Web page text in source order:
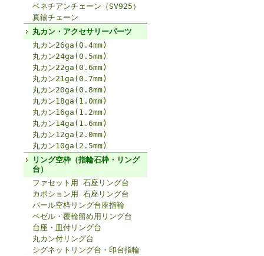
ベネチアンチェーン（SV925）
真鍮チェーン
丸カン・アクセサリーパーツ
丸カン26ga(0.4mm)
丸カン24ga(0.5mm)
丸カン22ga(0.6mm)
丸カン21ga(0.7mm)
丸カン20ga(0.8mm)
丸カン18ga(1.0mm)
丸カン16ga(1.2mm)
丸カン14ga(1.6mm)
丸カン12ga(2.0mm)
丸カン10ga(2.5mm)
リング空枠（指輪石枠・リング
台）
ファセット用 石座リング台
カボション用 石座リング台
パール空枠リング台座指輪
ベゼル・覆輪留め用リング台
台座・皿付リング台
丸カン付リング台
シグネットリング台・印台指輪